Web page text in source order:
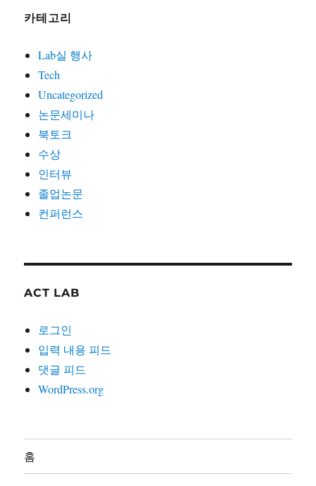
카테고리
Lab실 행사
Tech
Uncategorized
논문세미나
북토크
수상
인터뷰
졸업논문
컨퍼런스
ACT LAB
로그인
입력 내용 피드
댓글 피드
WordPress.org
홈